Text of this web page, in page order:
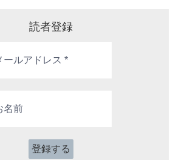
読者登録
ー
*